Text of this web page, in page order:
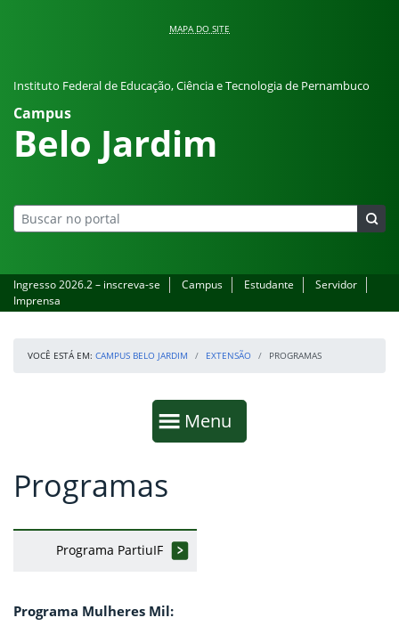
MAPA DO SITE
Instituto Federal de Educação, Ciência e Tecnologia de Pernambuco
Campus
Belo Jardim
Ingresso 2026.2 – inscreva-se Campus Estudante
Servidor
Imprensa
VOCÊ ESTÁ EM: CAMPUS BELO JARDIM EXTENSÃO PROGRAMAS
Mostrar
Menu
Fim da navegação
Início do conteúdo
Programas
Programa PartiuIF
Programa Mulheres Mil: